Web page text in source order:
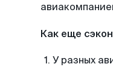
Как еще
У разных